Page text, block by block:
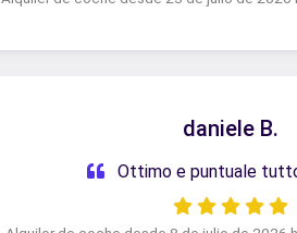
daniele B.
Ottimo e puntuale